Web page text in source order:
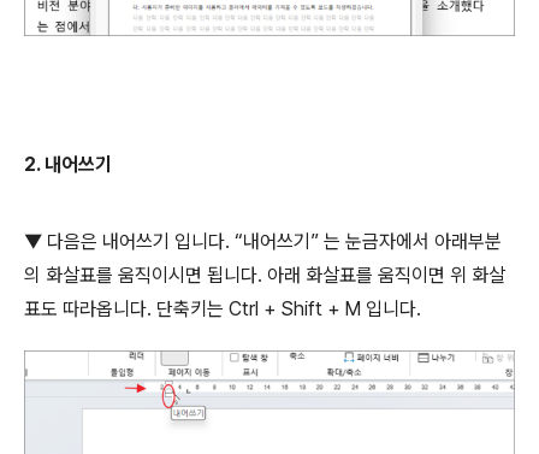
2. 내어쓰기
▼ 다음은 내어쓰기 입니다. “내어쓰기 ” 는 눈금자에서 아래부분
의 화살표를 움직이시면 됩니다. 아래 화살표를 움직이면 위 화살
표도 따라옵니다. 단축키는 Ctrl + Shift + M 입니다.